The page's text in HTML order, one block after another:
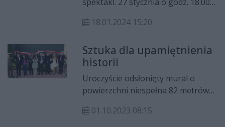
artystów, pisarzy i opowiadaczy w
literaturze, sztuce i folklorze.
spektakl. 27 stycznia o godz. 18.00
o rozterkach miłosnych scenarzysty
kostiumów historycznych ubarwią
przebieg wydarzeń.
18.01.2024 15:20
Sztuka dla upamiętnienia
historii
Uroczyście odsłonięty mural o
powierzchni niespełna 82 metrów
budynku 103. Batalionu Lekkiej
01.10.2023 08:15